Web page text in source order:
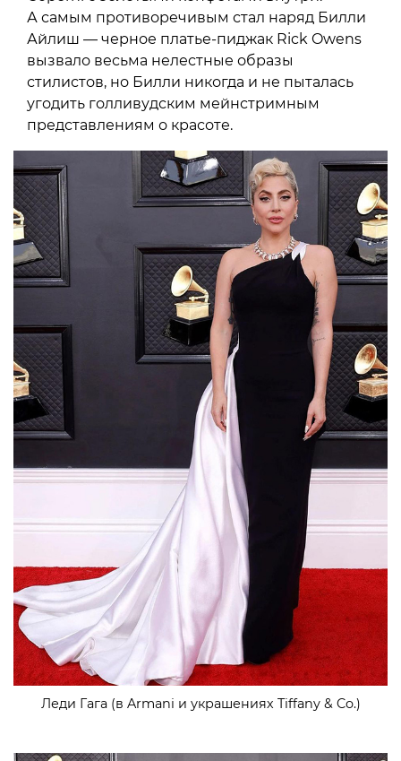
А самым противоречивым стал наряд Билли
Айлиш — черное платье-пиджак Rick Owens
вызвало весьма нелестные образы
стилистов, но Билли никогда и не пыталась
угодить голливудским мейнстримным
представлениям о красоте.
Леди Гага (в Armani и украшениях Tiffany & Co.)